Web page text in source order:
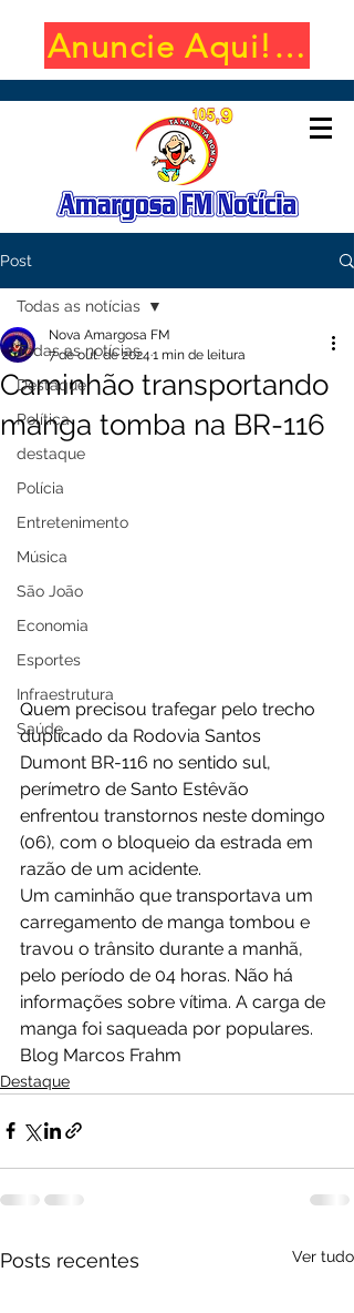
Anuncie Aqui!
Post
Todas as notícias
Destaque
Política
destaque
Polícia
Entretenimento
Música
São João
Economia
Esportes
Infraestrutura
Saúde
Todas as notícias
Caminhão transportando
manga tomba na BR-116
Nova Amargosa FM
7 de out. de 2024 1 min de leitura
Quem precisou trafegar pelo trecho
duplicado da Rodovia Santos
Dumont BR-116 no sentido sul,
perímetro de Santo Estêvão
enfrentou transtornos neste domingo
(06), com o bloqueio da estrada em
razão de um acidente.
Um caminhão que transportava um
carregamento de manga tombou e
travou o trânsito durante a manhã,
pelo período de 04 horas. Não há
informações sobre vítima. A carga de
manga foi saqueada por populares.
Blog Marcos Frahm
Destaque
Posts recentes Ver tudo